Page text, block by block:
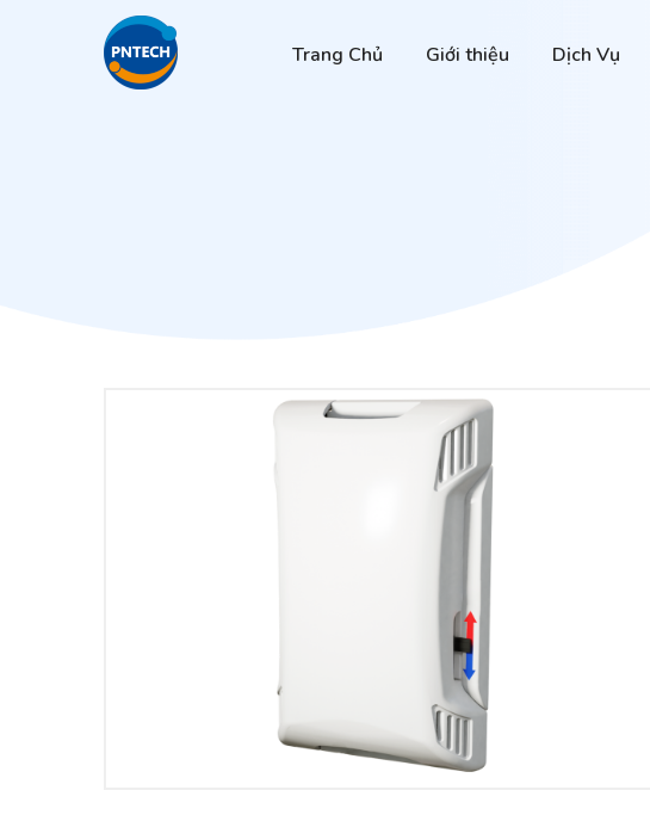
Trang Chủ Giới thiệu Dịch Vụ